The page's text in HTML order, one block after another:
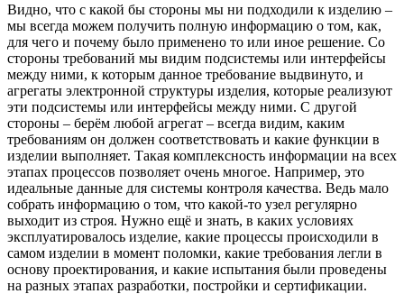
Видно, что с какой бы стороны мы ни подходили к изделию –
мы всегда можем получить полную информацию о том, как,
для чего и почему было применено то или иное решение. Со
стороны требований мы видим подсистемы или интерфейсы
между ними, к которым данное требование выдвинуто, и
агрегаты электронной структуры изделия, которые реализуют
эти подсистемы или интерфейсы между ними. С другой
стороны – берём любой агрегат – всегда видим, каким
требованиям он должен соответствовать и какие функции в
изделии выполняет. Такая комплексность информации на всех
этапах процессов позволяет очень многое. Например, это
идеальные данные для системы контроля качества. Ведь мало
собрать информацию о том, что какой-то узел регулярно
выходит из строя. Нужно ещё и знать, в каких условиях
эксплуатировалось изделие, какие процессы происходили в
самом изделии в момент поломки, какие требования легли в
основу проектирования, и какие испытания были проведены
на разных этапах разработки, постройки и сертификации.